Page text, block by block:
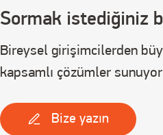
Sormak istediğiniz
Bireysel girişimcilerden
kapsamlı çözümler
Bize yazın